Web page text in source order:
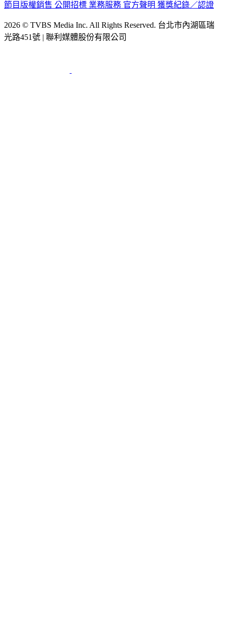
節目版權銷售 公開招標 業務服務 官方聲明 獲獎紀錄／認證
2026 © TVBS Media Inc. All Rights Reserved. 台北市內湖區瑞
光路451號 | 聯利媒體股份有限公司